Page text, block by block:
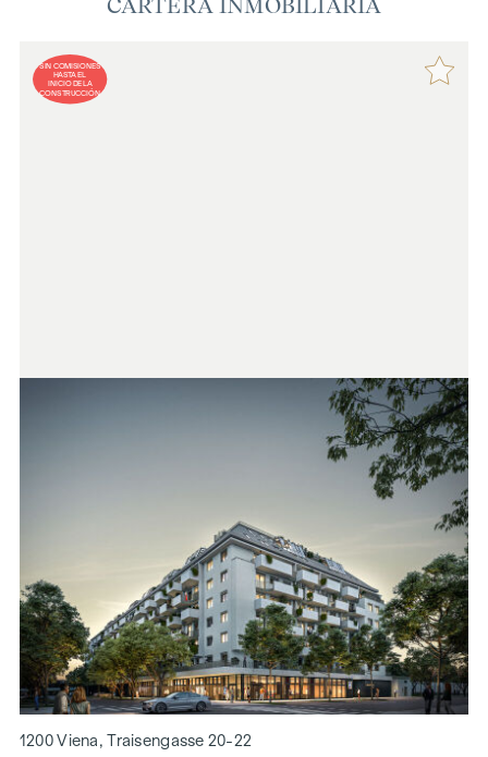
CARTERA INMOBILIARIA
SIN COMISIONES
HASTA EL
INICIO DE LA
CONSTRUCCIÓN
1200 Viena, Traisengasse 20-22